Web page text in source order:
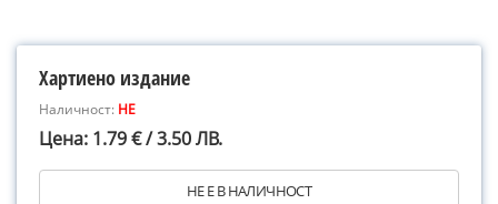
Хартиено издание
Наличност: НЕ
Цена: 1.79 € / 3.50 ЛВ.
НЕ Е В НАЛИЧНОСТ